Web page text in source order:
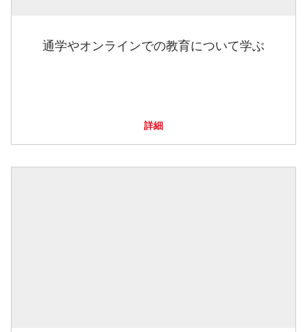
通学やオンラインでの教育について学ぶ
詳細